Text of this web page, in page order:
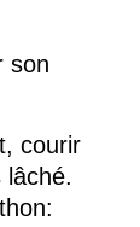
son
courir